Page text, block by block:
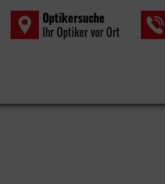
Optikersuche
Ihr Optiker vor Ort